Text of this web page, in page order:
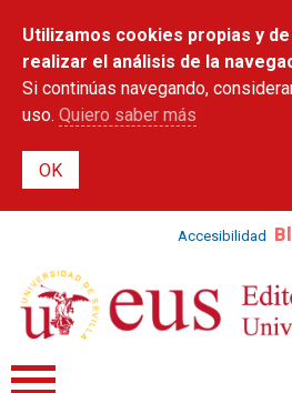
contenido
principal
Utilizamos cookies propias y
realizar el análisis de la
Si continúas navegando,
uso. Quiero saber más
Accesibilidad